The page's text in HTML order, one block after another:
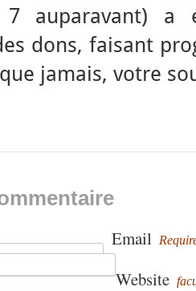
7 auparavant) a
dons, faisant
jamais, votre
Email
Website